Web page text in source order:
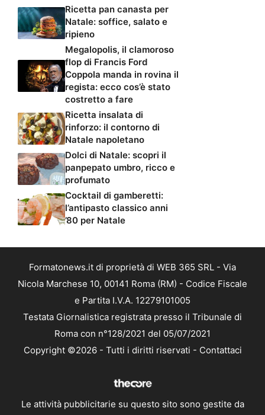
Ricetta pan canasta per
Natale: soffice, salato e
ripieno
Megalopolis, il clamoroso
flop di Francis Ford
Coppola manda in rovina il
regista: ecco cos’è stato
costretto a fare
Ricetta insalata di
rinforzo: il contorno di
Natale napoletano
Dolci di Natale: scopri il
panpepato umbro, ricco e
profumato
Cocktail di gamberetti:
l’antipasto classico anni
’80 per Natale
Formatonews.it di proprietà di WEB 365 SRL - Via
Nicola Marchese 10, 00141 Roma (RM) - Codice Fiscale
e Partita I.V.A. 12279101005
Testata Giornalistica registrata presso il Tribunale di
Roma con n°128/2021 del 05/07/2021
Copyright ©2026 - Tutti i diritti riservati - Contattaci
Le attività pubblicitarie su questo sito sono gestite da